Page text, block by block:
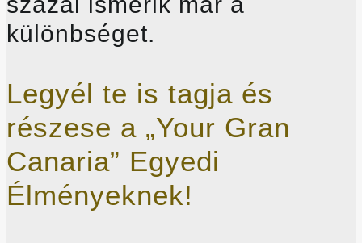
különbséget.
Legyél te is tagja és
részese a „Your Gran
Canaria” Egyedi
Élményeknek!